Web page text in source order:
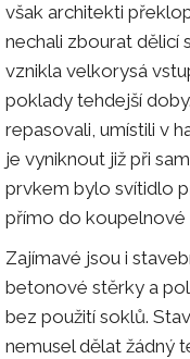
však architekti
nechali zbourat dělicí
vznikla velkorysá
poklady tehdejší
repasovali, umístili v
je vyniknout již při
prvkem bylo svítidlo
přímo do koupelnové
Zajímavé jsou i
betonové stěrky a
bez použití soklů.
nemusel dělat žádný